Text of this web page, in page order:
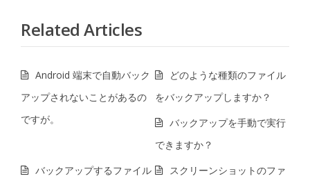
Related Articles
Android 端末で自動バック
アップされないことがあるの
ですが。
どのような種類のファイル
をバックアップしますか？
バックアップを手動で実行
できますか？
バックアップするファイル
スクリーンショットのファ